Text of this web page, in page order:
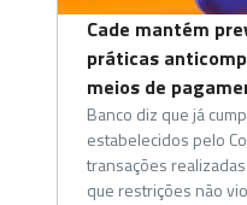
Cade mantém
práticas
meios de
Banco diz que já
estabelecidos pelo
transações
que restrições não